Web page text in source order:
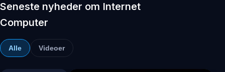
Seneste nyheder om Internet
Computer
Alle Videoer